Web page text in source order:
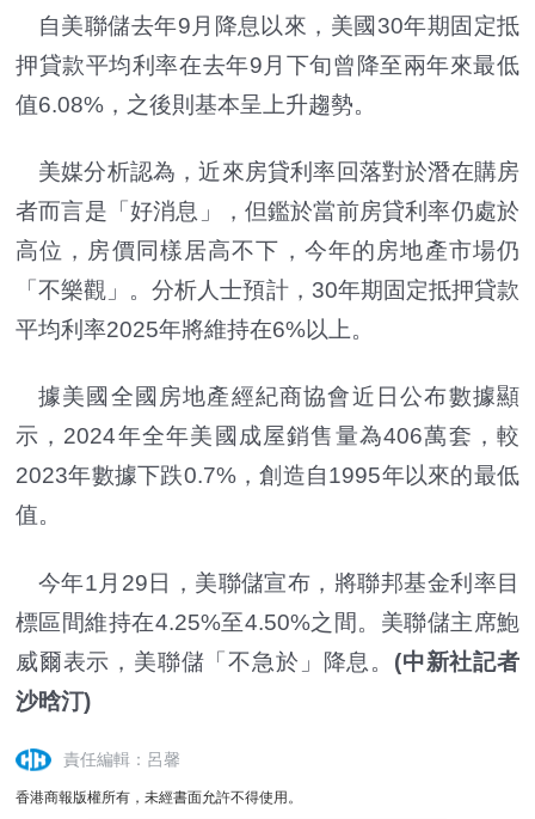
自美聯儲去年9月降息以來，美國30年期固定抵
押貸款平均利率在去年9月下旬曾降至兩年來最低
值6.08%，之後則基本呈上升趨勢。
美媒分析認為，近來房貸利率回落對於潛在購房
者而言是「好消息」，但鑑於當前房貸利率仍處於
高位，房價同樣居高不下，今年的房地產市場仍
「不樂觀」。分析人士預計，30年期固定抵押貸款
平均利率2025年將維持在6%以上。
據美國全國房地產經紀商協會近日公布數據顯
示，2024年全年美國成屋銷售量為406萬套，較
2023年數據下跌0.7%，創造自1995年以來的最低
值。
今年1月29日，美聯儲宣布，將聯邦基金利率目
標區間維持在4.25%至4.50%之間。美聯儲主席鮑
威爾表示，美聯儲「不急於」降息。 (中新社記者
沙晗汀)
責任編輯：呂馨
香港商報版權所有，未經書面允許不得使用。